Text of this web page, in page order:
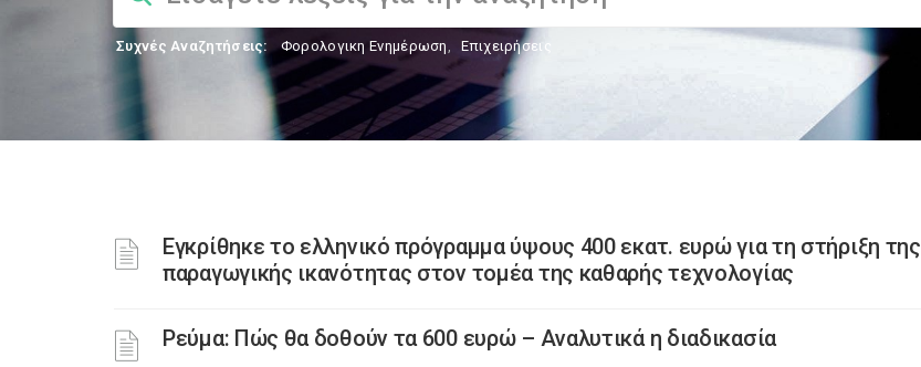
Συχνές Αναζητήσεις: Φορολογικη Ενημέρωση, Επιχειρήσεις
Εγκρίθηκε το ελληνικό πρόγραμμα ύψους 400 εκατ. ευρώ για τη στήριξη της
παραγωγικής ικανότητας στον τομέα της καθαρής τεχνολογίας
Ρεύμα: Πώς θα δοθούν τα 600 ευρώ – Αναλυτικά η διαδικασία